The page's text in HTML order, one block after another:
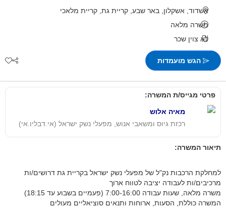
אשדוד, אשקלון, באר שבע, קריית גת, קריית מלאכי
משרה מלאה
לא צוין שכר
הגש מועמדות
פרטי מגייס/ת המשרה:
מאיה אלוש
רכזת גיוס ומשאבי אנוש, מפעלי נשק ישראל (אי.דבליו.אי)
תיאור המשרה:
למחלקת הרכבות נק"ל של מפעלי נשק ישראל בקריית גת דרושים/ות
מרכיבים/ות לעבודה יציבה לטווח ארוך
משרה מלאה, שעות עבודה 7:00-16:00 (פעמיים בשבוע עד 18:15)
המשרה כוללת, הסעות, ארוחות ותנאים סוציאליים מעולים